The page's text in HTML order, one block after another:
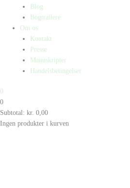
Blog
Bogtrailere
Om os
Kontakt
Presse
Manuskripter
Handelsbetingelser
0
0
Subtotal: kr. 0,00
Ingen produkter i kurven